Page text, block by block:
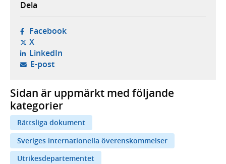
Dela
Facebook- öppnas i ny flik, extern webbplats,
X- öppnas i ny flik, extern webbplats,
LinkedIn- öppnas i ny flik, extern webbplats,
E-post- öppnar din e-postklient,
Sidan är uppmärkt med följande
kategorier
Rättsliga dokument
Sveriges internationella överenskommelser
Utrikesdepartementet